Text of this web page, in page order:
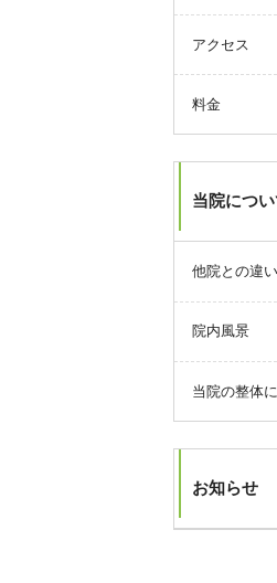
アクセス
料金
当院につい
他院との違い
院内風景
当院の整体
お知らせ